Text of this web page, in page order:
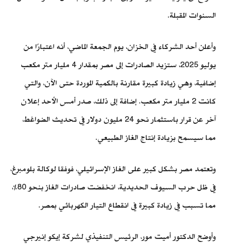
السنوات المقبلة.
وأعلن أحد الشركاء في الخزان، يوم الجمعة الماضي، أنه اعتبارًا من
يوليو 2025، ستزيد الصادرات إلى مصر بمقدار 4 مليار متر مكعب
إضافية، وهي زيادة كبيرة مقارنة بالكمية الموردة حتى الآن، والتي
كانت 2 مليار متر مكعب. إضافة إلى ذلك، صدر أمس الأحد إعلان
آخر عن قرار باستثمار نحو 24 مليون دولار في تحديث الضواغط،
مما سيسمح بزيادة إنتاج الغاز الطبيعي.
وتعتمد مصر بشكل كبير على الغاز الإسرائيلي، فوفقا لوكالة بلومبرغ،
في ظل حرب السيوف الحديدية، انخفضت صادرات الغاز بنحو 80%،
مما تسبب في زيادة كبيرة في انقطاع التيار الكهربائي بمصر.
وأوضح الدكتور أميت مور، الرئيس التنفيذي لشركة إيكو إنيرجي